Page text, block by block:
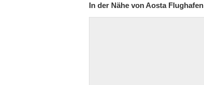
In der Nähe von Aosta Flughafen